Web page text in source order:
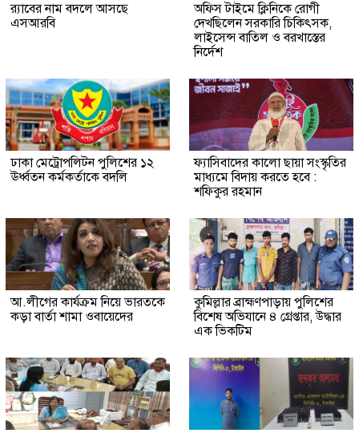
র‍্যাবের নাম বদলে আসছে
এসআরবি
অফিস টাইমে ক্লিনিকে রোগী
দেখছিলেন সরকারি চিকিৎসক,
লাইসেন্স বাতিল ও বরখাস্তের
নির্দেশ
ঢাকা মেট্রোপলিটন পুলিশের ১২
ঊর্ধ্বতন কর্মকর্তাকে বদলি
ফ্যাসিবাদের কালো ছায়া সংস্কৃতির
মাধ্যমে বিদায় করতে হবে :
শফিকুর রহমান
আ.লীগের কার্যক্রম নিয়ে ভারতকে
কড়া বার্তা শামা ওবায়েদের
কুমিল্লার ব্রাহ্মণপাড়ায় পুলিশের
বিশেষ অভিযানে ৪ গ্রেপ্তার, উদ্ধার
এক ভিকটিম